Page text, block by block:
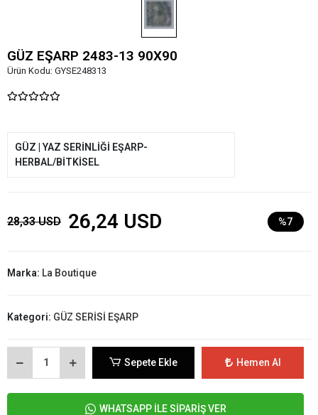
GÜZ EŞARP 2483-13 90X90
Ürün Kodu: GYSE248313
GÜZ | YAZ SERİNLİĞİ EŞARP-
HERBAL/BİTKİSEL
28,33 USD 26,24 USD %7
Marka: La Boutique
Kategori: GÜZ SERİSİ EŞARP
Sepete Ekle Hemen Al
WHATSAPP İLE SİPARİŞ VER